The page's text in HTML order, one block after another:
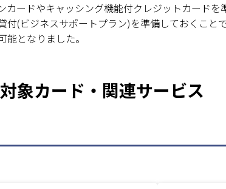
カードやキャッシング機能付クレジットカード
付(ビジネスサポートプラン)を準備しておくこ
能となりました。
象カード・関連サービス